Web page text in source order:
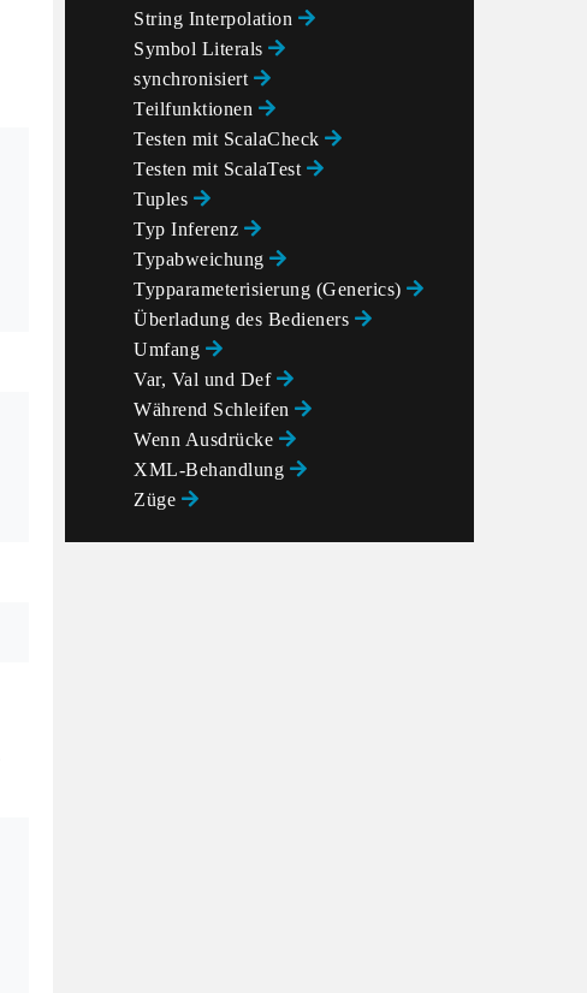
String Interpolation
Symbol Literals
synchronisiert
Teilfunktionen
Testen mit ScalaCheck
Testen mit ScalaTest
Tuples
Typ Inferenz
Typabweichung
Typparameterisierung (Generics)
Überladung des Bedieners
Umfang
Var, Val und Def
Während Schleifen
Wenn Ausdrücke
XML-Behandlung
Züge